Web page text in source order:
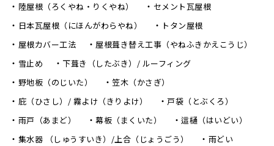
陸屋根（ろくやね・りくやね）
セメント瓦屋根
日本瓦屋根（にほんがわらやね）
トタン屋根
屋根カバー工法
屋根葺き替え工事（やねふきかえこうじ）
雪止め
下葺き（したぶき）/ ルーフィング
野地板（のじいた）
笠木（かさぎ）
庇（ひさし）/ 霧よけ（きりよけ）
戸袋（とぶくろ）
雨戸（あまど）
幕板（まくいた）
這樋（はいどい）
集水器 （しゅうすいき）/上合（じょうごう）
雨どい